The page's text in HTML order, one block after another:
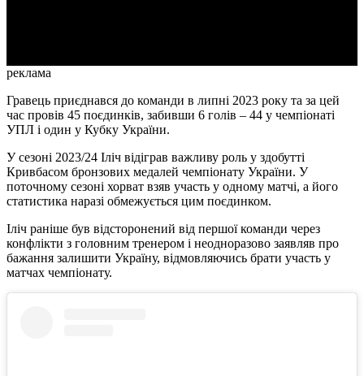
реклама
Гравець приєднався до команди в липні 2023 року та за цей
час провів 45 поєдинків, забивши 6 голів – 44 у чемпіонаті
УПЛ і один у Кубку України.
У сезоні 2023/24 Іліч відіграв важливу роль у здобутті
Кривбасом бронзових медалей чемпіонату України. У
поточному сезоні хорват взяв участь у одному матчі, а його
статистика наразі обмежується цим поєдинком.
Іліч раніше був відсторонений від першої команди через
конфлікти з головним тренером і неодноразово заявляв про
бажання залишити Україну, відмовляючись брати участь у
матчах чемпіонату.